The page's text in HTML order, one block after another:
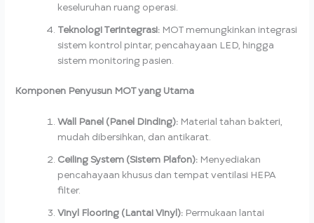
keseluruhan ruang operasi.
Teknologi Terintegrasi: MOT memungkinkan integrasi
sistem kontrol pintar, pencahayaan LED, hingga
sistem monitoring pasien.
Komponen Penyusun MOT yang Utama
Wall Panel (Panel Dinding): Material tahan bakteri,
mudah dibersihkan, dan antikarat.
Ceiling System (Sistem Plafon): Menyediakan
pencahayaan khusus dan tempat ventilasi HEPA
filter.
Vinyl Flooring (Lantai Vinyl): Permukaan lantai